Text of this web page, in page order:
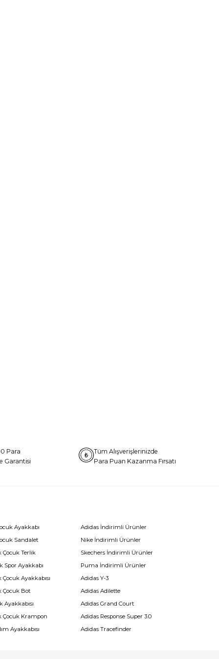
Para
Garantisi
Tüm Alışverişlerinizde
Para Puan Kazanma Fırsatı
Ayakkabı
Sandalet
Çocuk Terlik
Spor Ayakkabı
Çocuk Ayakkabısı
Çocuk Bot
Ayakkabısı
Çocuk Krampon
Ayakkabısı
Adidas İndirimli Ürünler
Nike İndirimli Ürünler
Skechers İndirimli Ürünler
Puma İndirimli Ürünler
Adidas Y-3
Adidas Adilette
Adidas Grand Court
Adidas Response Super 3.0
Adidas Tracefinder